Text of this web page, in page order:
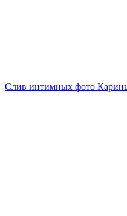
Слив интимных фото